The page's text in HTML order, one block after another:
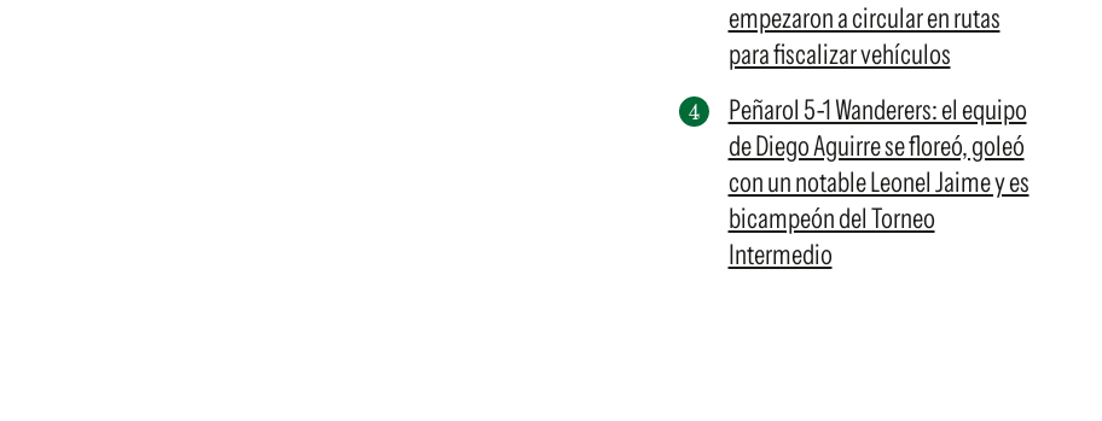
empezaron a circular en rutas
para fiscalizar vehículos
Peñarol 5-1 Wanderers: el equipo
de Diego Aguirre se floreó, goleó
con un notable Leonel Jaime y es
bicampeón del Torneo
Intermedio